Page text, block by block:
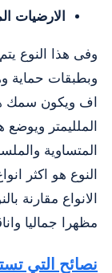
الارضيات
وفى هذا النوع
وبطبقات حماية
اف ويكون سمك
الملليمتر
المتساوية
النوع هو اكثر
الانواع مقارنة
مظهرا جماليا
نصائح التي